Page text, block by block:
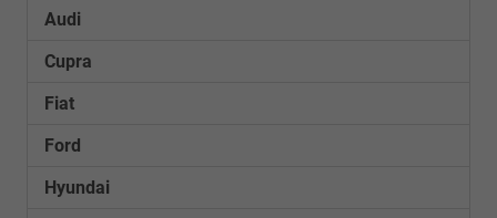
Audi
Cupra
Fiat
Ford
Hyundai